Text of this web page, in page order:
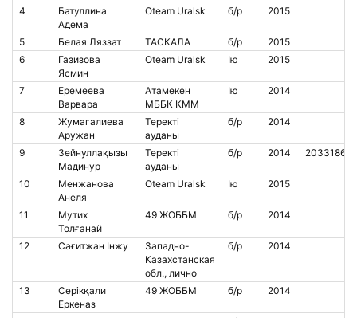
4
Батуллина
Адема
Oteam Uralsk б/р 2015
5 Белая Ляззат ТАСКАЛА б/р
2015
6
Газизова
Ясмин
Oteam Uralsk Iю 2015
7
Еремеева
Варвара
Атамекен
МББК КММ
Iю 2014
8
Жумагалиева
Аружан
Теректі
ауданы
б/р 2014
9
Зейнуллақызы
Мадинур
Теректі
ауданы
б/р 2014 2033186
10
Менжанова
Анеля
Oteam Uralsk Iю 2015
11
Мутих
Толғанай
49 ЖОББМ б/р 2014
12 Сағитжан Інжу
Западно-
Казахстанская
обл., лично
б/р 2014
13
Серікқали
Еркеназ
49 ЖОББМ б/р 2014